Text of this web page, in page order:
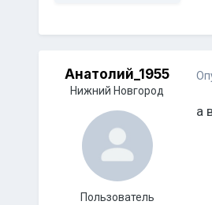
Анатолий_1955
Нижний Новгород
Пользователь
а